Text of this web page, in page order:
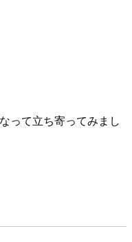
って立ち寄ってみまし